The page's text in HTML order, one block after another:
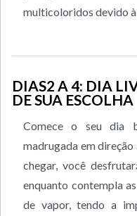
multicoloridos devido
DIAS2 A 4: DIA
DE SUA ESCOLHA
Comece o seu dia
madrugada em
chegar, você
enquanto contempla
de vapor, tendo a